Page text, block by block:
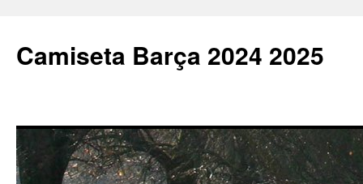
Camiseta Barça 2024 2025